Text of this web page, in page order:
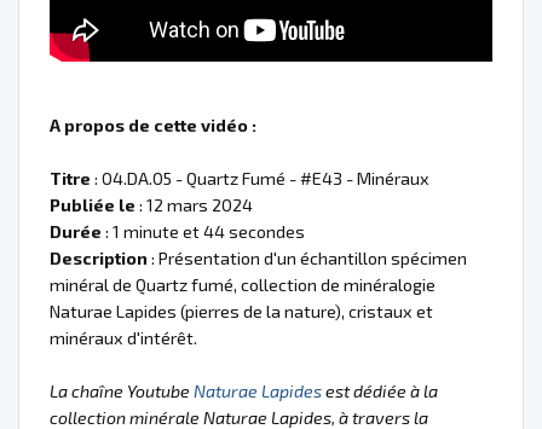
A propos de cette vidéo :
Titre : 04.DA.05 - Quartz Fumé - #E43 - Minéraux
Publiée le : 12 mars 2024
Durée : 1 minute et 44 secondes
Description : Présentation d'un échantillon spécimen
minéral de Quartz fumé, collection de minéralogie
Naturae Lapides (pierres de la nature), cristaux et
minéraux d'intérêt.
La chaîne Youtube Naturae Lapidesest dédiée à la
collection minérale Naturae Lapides, à travers la